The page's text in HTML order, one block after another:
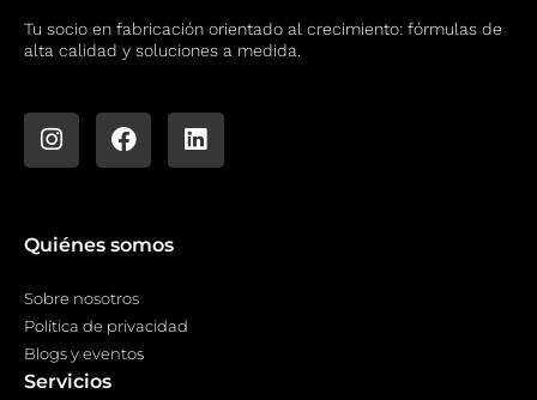
Tu socio en fabricación orientado al crecimiento: fórmulas de
alta calidad y soluciones a medida.
Quiénes somos
Sobre nosotros
Política de privacidad
Blogs y eventos
Servicios